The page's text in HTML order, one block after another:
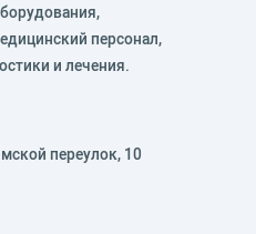
персонал,
и лечения.
переулок, 10